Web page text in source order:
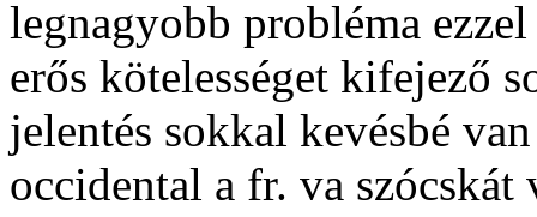
legnagyobb probléma
erős kötelességet kifejező
jelentés sokkal kevésbé
occidental a fr. va szócskát